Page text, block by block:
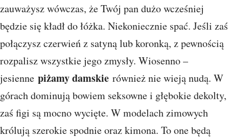
zauważysz wówczas, że Twój pan dużo wcześniej
będzie się kładł do łóżka. Niekoniecznie spać. Jeśli zaś
połączysz czerwień z satyną lub koronką, z pewnością
rozpalisz wszystkie jego zmysły. Wiosenno –
jesienne piżamy damskie również nie wieją nudą. W
górach dominują bowiem seksowne i głębokie dekolty,
zaś figi są mocno wycięte. W modelach zimowych
królują szerokie spodnie oraz kimona. To one będą